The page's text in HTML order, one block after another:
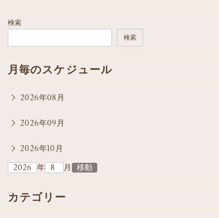
検索
検索
月毎のスケジュール
2026年08月
2026年09月
2026年10月
年
月
カテゴリー